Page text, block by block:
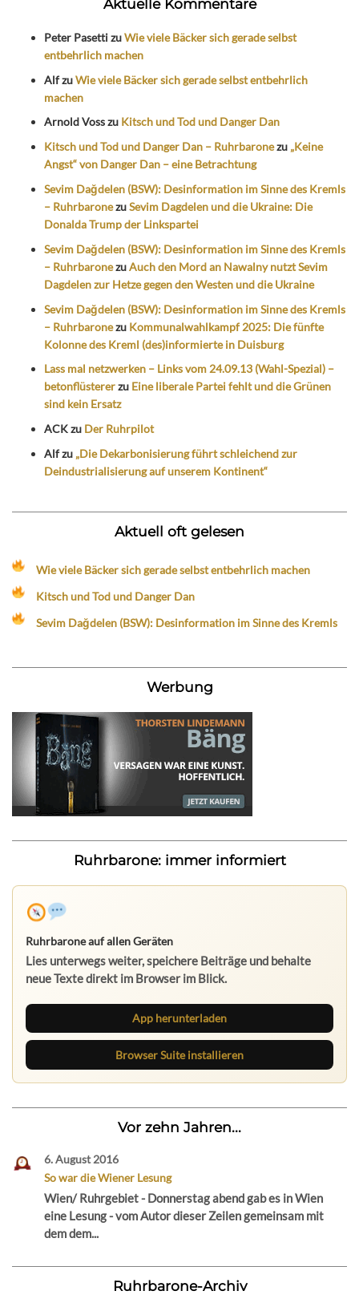
Aktuelle Kommentare
Peter PasettizuWie viele Bäcker sich gerade selbst
entbehrlich machen
AlfzuWie viele Bäcker sich gerade selbst entbehrlich
machen
Arnold Vosszu Kitsch und Tod und Danger Dan
Kitsch und Tod und Danger Dan – Ruhrbaronezu „Keine
Angst“ von Danger Dan – eine Betrachtung
Sevim Dağdelen (BSW): Desinformation im Sinne des Kremls
– RuhrbaronezuSevim Dagdelen und die Ukraine: Die
Donalda Trump der Linkspartei
Sevim Dağdelen (BSW): Desinformation im Sinne des Kremls
– RuhrbaronezuAuch den Mord an Nawalny nutzt Sevim
Dagdelen zur Hetze gegen den Westen und die Ukraine
Sevim Dağdelen (BSW): Desinformation im Sinne des Kremls
– Ruhrbaronezu Kommunalwahlkampf 2025: Die fünfte
Kolonne des Kreml (des)informierte in Duisburg
Lass mal netzwerken – Links vom 24.09.13 (Wahl-Spezial) –
betonflüstererzu Eine liberale Partei fehlt und die Grünen
sind kein Ersatz
ACKzu Der Ruhrpilot
Alfzu „Die Dekarbonisierung führt schleichend zur
Deindustrialisierung auf unserem Kontinent“
Aktuell oft gelesen
Wie viele Bäcker sich gerade selbst entbehrlich machen
Kitsch und Tod und Danger Dan
Sevim Dağdelen (BSW): Desinformation im Sinne des Kremls
Werbung
Ruhrbarone: immer informiert
Ruhrbarone auf allen Geräten
Lies unterwegs weiter, speichere Beiträge und behalte
neue Texte direkt im Browser im Blick.
App herunterladen
Browser Suite installieren
Vor zehn Jahren...
6. August 2016
So war die Wiener Lesung
Wien/ Ruhrgebiet - Donnerstag abend gab es in Wien
eine Lesung - vom Autor dieser Zeilen gemeinsam mit
dem dem...
Ruhrbarone-Archiv